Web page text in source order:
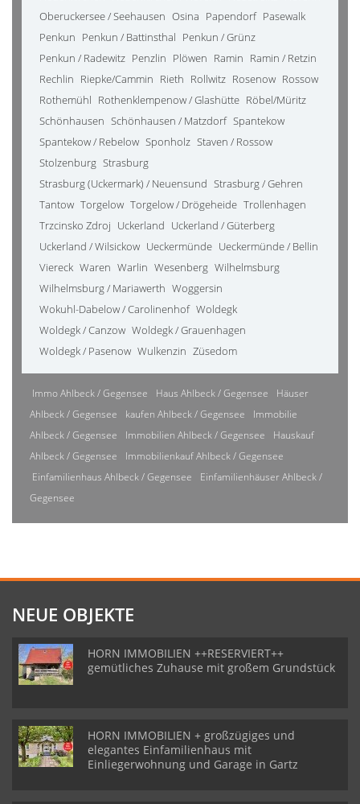
Oberuckersee / Seehausen Osina Papendorf Pasewalk
Penkun Penkun / Battinsthal Penkun / Grünz
Penkun / Radewitz Penzlin Plöwen Ramin Ramin / Retzin
Rechlin Riepke/Cammin Rieth Rollwitz Rosenow Rossow
Rothemühl Rothenklempenow / Glashütte Röbel/Müritz
Schönhausen Schönhausen / Matzdorf Spantekow
Spantekow / Rebelow Sponholz Staven / Rossow
Stolzenburg Strasburg
Strasburg (Uckermark) / Neuensund Strasburg / Gehren
Tantow Torgelow Torgelow / Drögeheide Trollenhagen
Trzcinsko Zdroj Uckerland Uckerland / Güterberg
Uckerland / Wilsickow Ueckermünde Ueckermünde / Bellin
Viereck Waren Warlin Wesenberg Wilhelmsburg
Wilhelmsburg / Mariawerth Woggersin
Wokuhl-Dabelow / Carolinenhof Woldegk
Woldegk / Canzow Woldegk / Grauenhagen
Woldegk / Pasenow Wulkenzin Züsedom
Immo Ahlbeck / Gegensee Haus Ahlbeck / Gegensee
Häuser
Ahlbeck / Gegensee
kaufen Ahlbeck / Gegensee
Immobilie
Ahlbeck / Gegensee
Immobilien Ahlbeck / Gegensee
Hauskauf
Ahlbeck / Gegensee
Immobilienkauf Ahlbeck / Gegensee
Einfamilienhaus Ahlbeck / Gegensee
Einfamilienhäuser Ahlbeck /
Gegensee
NEUE OBJEKTE
HORN IMMOBILIEN ++RESERVIERT++
gemütliches Zuhause mit großem Grundstück
HORN IMMOBILIEN + großzügiges und
elegantes Einfamilienhaus mit
Einliegerwohnung und Garage in Gartz